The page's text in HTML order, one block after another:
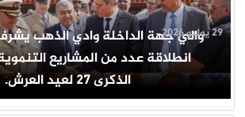
والي جهة الداخلة وادي الذهب
انطلاقة عدد من المشاريع
الذكرى 27 لعيد العرش.
29 يوليو 2026